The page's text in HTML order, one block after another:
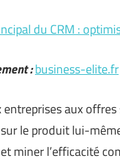
du CRM :
:business-elite.fr
entreprises aux
le produit lui-
miner l’efficacité